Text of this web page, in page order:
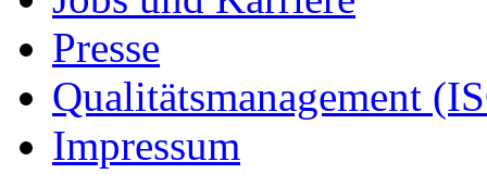
Presse
Qualitätsmanagement
Impressum